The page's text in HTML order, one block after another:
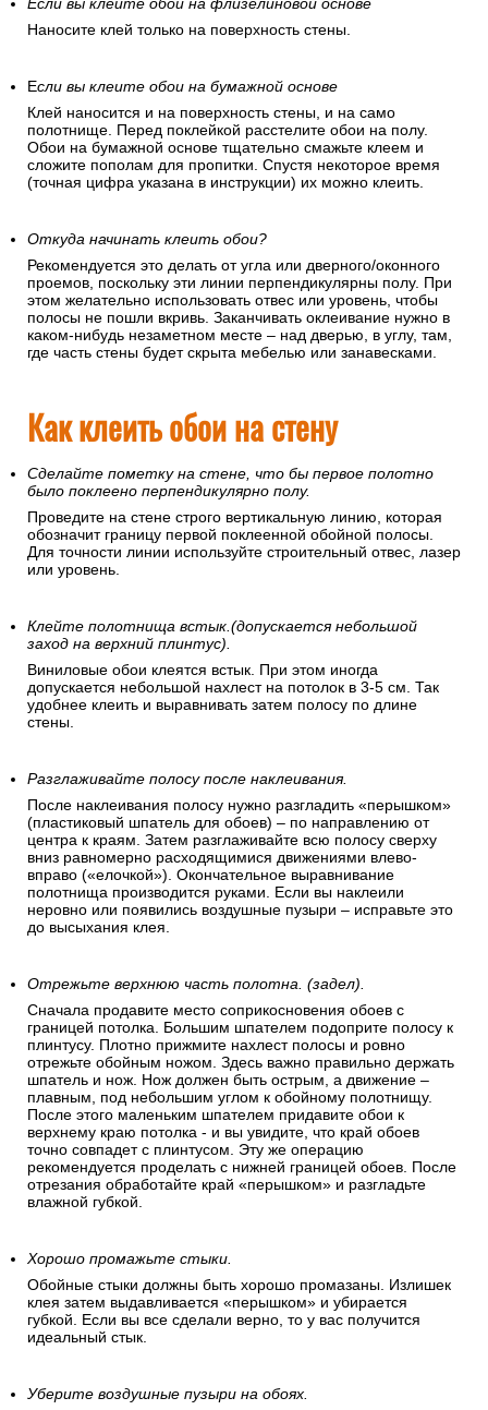
Если вы клеите обои на флизелиновой основе
Наносите клей только на поверхность стены.
Если вы клеите обои на бумажной основе
Клей наносится и на поверхность стены, и на само
полотнище. Перед поклейкой расстелите обои на полу.
Обои на бумажной основе тщательно смажьте клеем и
сложите пополам для пропитки. Спустя некоторое время
(точная цифра указана в инструкции) их можно клеить.
Откуда начинать клеить обои?
Рекомендуется это делать от угла или дверного/оконного
проемов, поскольку эти линии перпендикулярны полу. При
этом желательно использовать отвес или уровень, чтобы
полосы не пошли вкривь. Заканчивать оклеивание нужно в
каком-нибудь незаметном месте – над дверью, в углу, там,
где часть стены будет скрыта мебелью или занавесками.
Как клеить обои на стену
Сделайте пометку на стене, что бы первое полотно
было поклеено перпендикулярно полу.
Проведите на стене строго вертикальную линию, которая
обозначит границу первой поклеенной обойной полосы.
Для точности линии используйте строительный отвес, лазер
или уровень.
Клейте полотнища встык.(допускается небольшой
заход на верхний плинтус).
Виниловые обои клеятся встык. При этом иногда
допускается небольшой нахлест на потолок в 3-5 см. Так
удобнее клеить и выравнивать затем полосу по длине
стены.
Разглаживайте полосу после наклеивания.
После наклеивания полосу нужно разгладить «перышком»
(пластиковый шпатель для обоев) – по направлению от
центра к краям. Затем разглаживайте всю полосу сверху
вниз равномерно расходящимися движениями влево-
вправо («елочкой»). Окончательное выравнивание
полотнища производится руками. Если вы наклеили
неровно или появились воздушные пузыри – исправьте это
до высыхания клея.
Отрежьте верхнюю часть полотна. (задел).
Сначала продавите место соприкосновения обоев с
границей потолка. Большим шпателем подоприте полосу к
плинтусу. Плотно прижмите нахлест полосы и ровно
отрежьте обойным ножом. Здесь важно правильно держать
шпатель и нож. Нож должен быть острым, а движение –
плавным, под небольшим углом к обойному полотнищу.
После этого маленьким шпателем придавите обои к
верхнему краю потолка - и вы увидите, что край обоев
точно совпадет с плинтусом. Эту же операцию
рекомендуется проделать с нижней границей обоев. После
отрезания обработайте край «перышком» и разгладьте
влажной губкой.
Хорошо промажьте стыки.
Обойные стыки должны быть хорошо промазаны. Излишек
клея затем выдавливается «перышком» и убирается
губкой. Если вы все сделали верно, то у вас получится
идеальный стык.
Уберите воздушные пузыри на обоях.